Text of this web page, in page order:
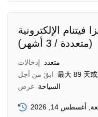
فيتنام الإلكترونية
(متعددة / 3 أشهر)
إدخالات
متعدد
ابقَ من أجل 最大 89 天
غرض السياحة
14, 2026